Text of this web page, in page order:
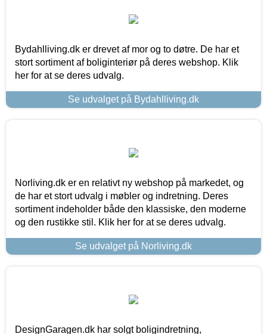
Bydahlliving.dk er drevet af mor og to døtre. De har et
stort sortiment af boliginteriør på deres webshop. Klik
her for at se deres udvalg.
Se udvalget på Bydahlliving.dk
Norliving.dk er en relativt ny webshop på markedet, og
de har et stort udvalg i møbler og indretning. Deres
sortiment indeholder både den klassiske, den moderne
og den rustikke stil. Klik her for at se deres udvalg.
Se udvalget på Norliving.dk
DesignGaragen.dk har solgt boligindretning,